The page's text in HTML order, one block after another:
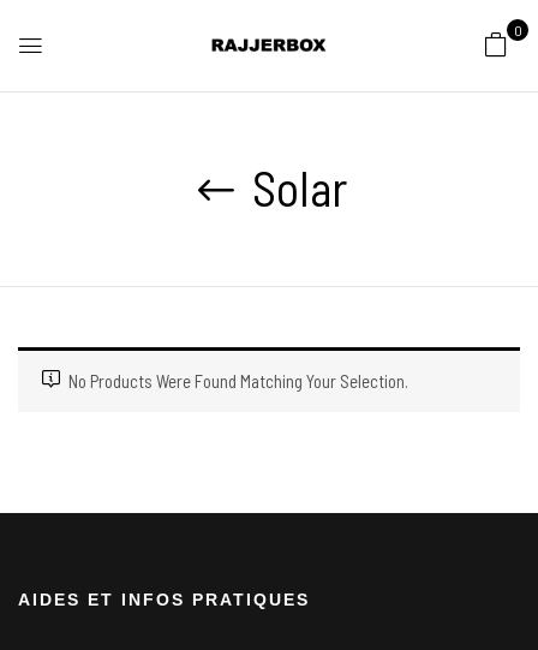
0
Solar
No Products Were Found Matching Your Selection.
AIDES ET INFOS PRATIQUES